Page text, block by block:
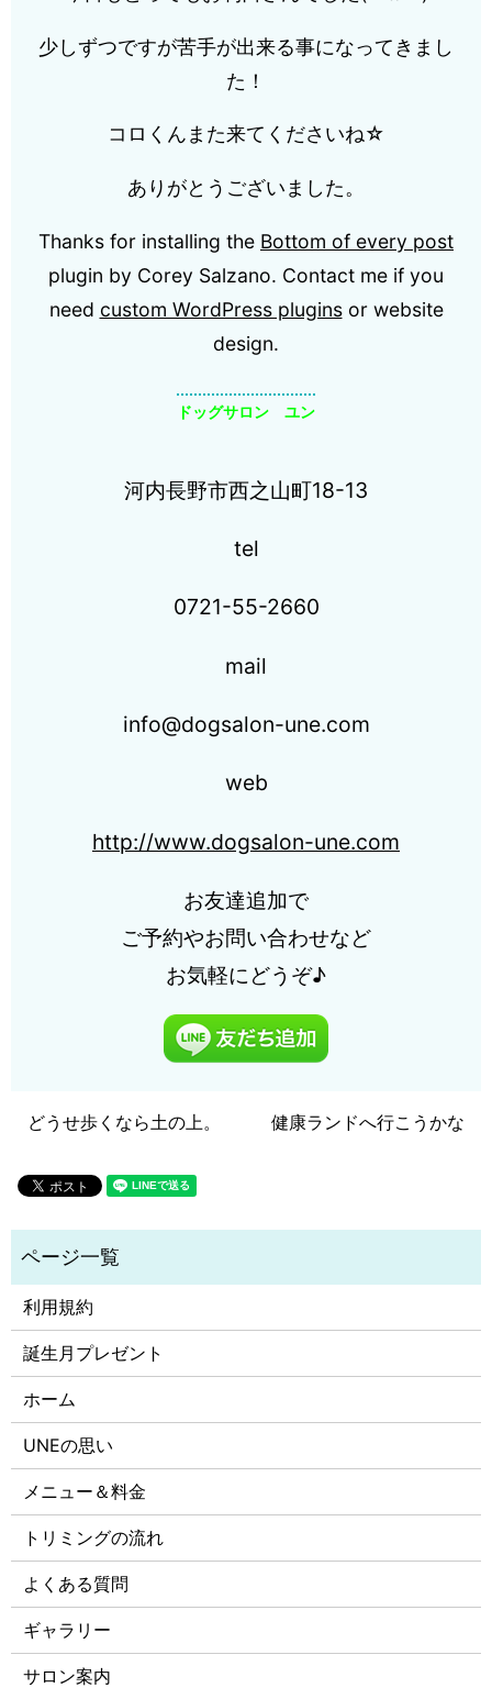
少しずつですが苦手が出来る事になってきまし
た！
コロくんまた来てくださいね☆
ありがとうございました。
Thanks for installing the Bottom of every post
plugin by Corey Salzano. Contact me if you
need custom WordPress pluginsor website
design.
ドッグサロン ユン
河内長野市西之山町18-13
tel
0721-55-2660
mail
info@dogsalon-une.com
web
http://www.dogsalon-une.com
お友達追加で
ご予約やお問い合わせなど
お気軽にどうぞ♪
どうせ歩くなら土の上。 健康ランドへ行こうかな
利用規約
誕生月プレゼント
ホーム
UNEの思い
メニュー＆料金
トリミングの流れ
よくある質問
ギャラリー
サロン案内